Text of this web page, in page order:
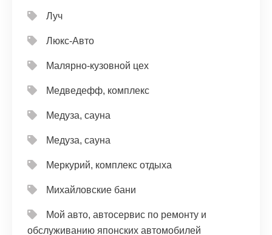
Луч
Люкс-Авто
Малярно-кузовной цех
Медведефф, комплекс
Медуза, сауна
Медуза, сауна
Меркурий, комплекс отдыха
Михайловские бани
Мой авто, автосервис по ремонту и
обслуживанию японских автомобилей